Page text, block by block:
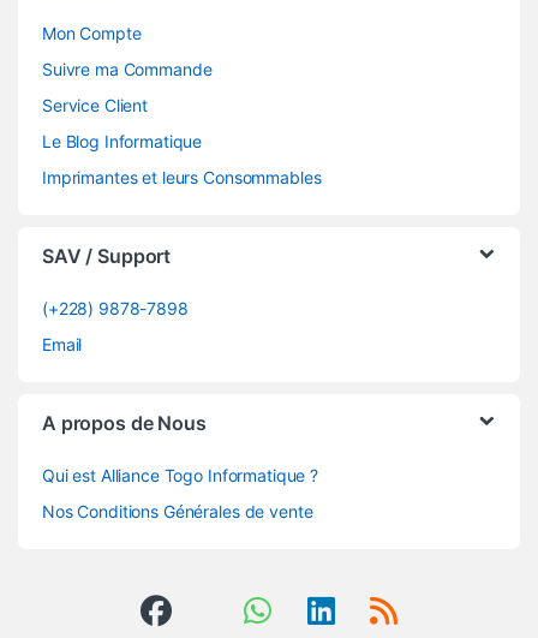
Mon Compte
Suivre ma Commande
Service Client
Le Blog Informatique
Imprimantes et leurs Consommables
SAV / Support
(+228) 9878-7898
Email
A propos de Nous
Qui est Alliance Togo Informatique ?
Nos Conditions Générales de vente